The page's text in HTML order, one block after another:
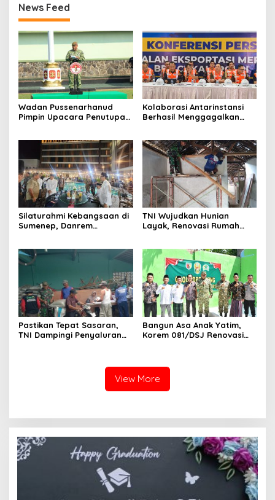
News Feed
Wadan Pussenarhanud
Pimpin Upacara Penutupan
Pusdikarhanud
Kolaborasi Antarinstansi
Berhasil Menggagalkan
Silaturahmi Kebangsaan di
Sumenep, Danrem
Bangun Madura
TNI Wujudkan Hunian
Layak, Renovasi Rumah
Pastikan Tepat Sasaran,
TNI Dampingi Penyaluran
Bangun Asa Anak Yatim,
Korem 081/DSJ Renovasi
View More